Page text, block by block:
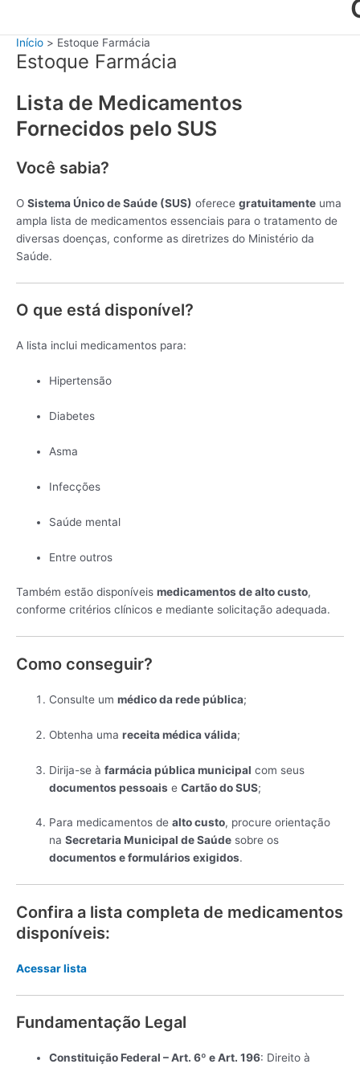
Início Estoque Farmácia
Estoque Farmácia
Lista de Medicamentos
Fornecidos pelo SUS
Você sabia?
O Sistema Único de Saúde (SUS) oferece gratuitamente uma
ampla lista de medicamentos essenciais para o tratamento de
diversas doenças, conforme as diretrizes do Ministério da
Saúde.
O que está disponível?
A lista inclui medicamentos para:
Hipertensão
Diabetes
Asma
Infecções
Saúde mental
Entre outros
Também estão disponíveis medicamentos de alto custo,
conforme critérios clínicos e mediante solicitação adequada.
Como conseguir?
Consulte ummédico da rede pública;
Obtenha umareceita médica válida;
Dirija-se àfarmácia pública municipal com seus
documentos pessoais eCartão do SUS;
Para medicamentos dealto custo, procure orientação
naSecretaria Municipal de Saúde sobre os
documentos e formulários exigidos.
Confira a lista completa de medicamentos
disponíveis:
Acessar lista
Fundamentação Legal
Constituição Federal – Art. 6º e Art. 196: Direito à